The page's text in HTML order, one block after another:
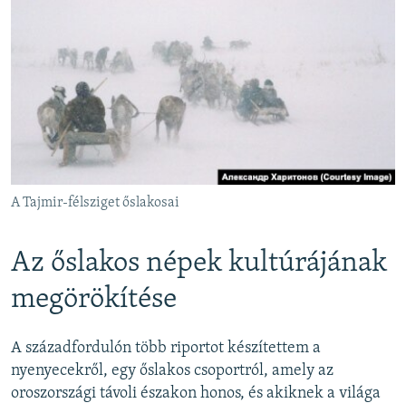
A Tajmir-félsziget őslakosai
Az őslakos népek kultúrájának
megörökítése
A századfordulón több riportot készítettem a
nyenyecekről, egy őslakos csoportról, amely az
oroszországi távoli északon honos, és akiknek a világa